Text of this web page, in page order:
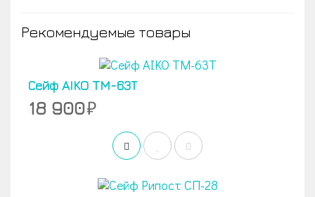
Рекомендуемые товары
Сейф AIKO TM-63Т
18 900